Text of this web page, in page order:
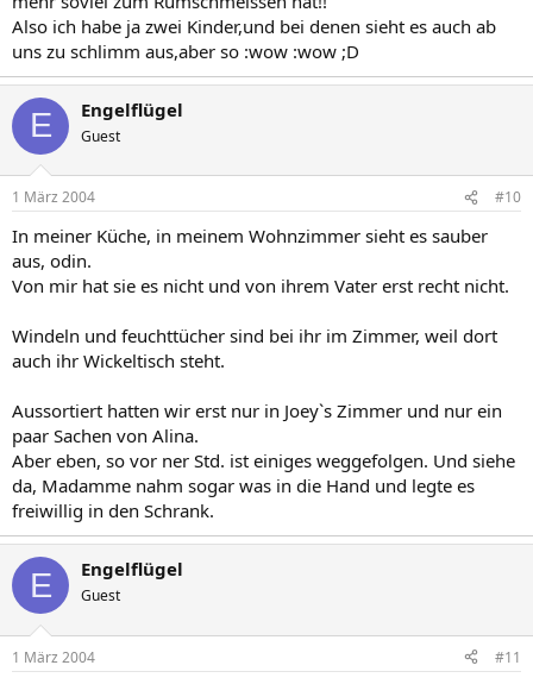
Also ich habe ja zwei Kinder,und bei denen sieht es auch ab
uns zu schlimm aus,aber so :wow :wow ;D
E Engelflügel
Guest
1 März 2004 #10
In meiner Küche, in meinem Wohnzimmer sieht es sauber
aus, odin.
Von mir hat sie es nicht und von ihrem Vater erst recht nicht.
Windeln und feuchttücher sind bei ihr im Zimmer, weil dort
auch ihr Wickeltisch steht.
Aussortiert hatten wir erst nur in Joey`s Zimmer und nur ein
paar Sachen von Alina.
Aber eben, so vor ner Std. ist einiges weggefolgen. Und siehe
da, Madamme nahm sogar was in die Hand und legte es
freiwillig in den Schrank.
E Engelflügel
Guest
1 März 2004 #11